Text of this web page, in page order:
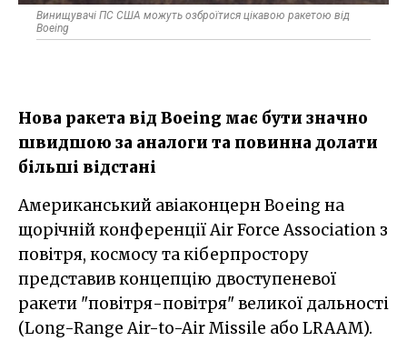
Винищувачі ПС США можуть озброїтися цікавою ракетою від
Boeing
Нова ракета від Boeing має бути значно
швидшою за аналоги та повинна долати
більші відстані
Американський авіаконцерн Boeing на
щорічній конференції Air Force Association з
повітря, космосу та кіберпростору
представив концепцію двоступеневої
ракети "повітря-повітря" великої дальності
(Long-Range Air-to-Air Missile або LRAAM).